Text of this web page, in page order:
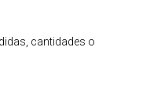
cantidades o